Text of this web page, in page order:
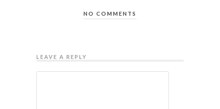
NO COMMENTS
LEAVE A REPLY